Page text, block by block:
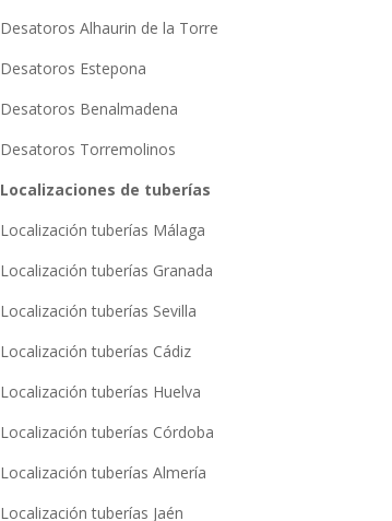
Desatoros Alhaurin de la Torre
Desatoros Estepona
Desatoros Benalmadena
Desatoros Torremolinos
Localizaciones de tuberías
Localización tuberías Málaga
Localización tuberías Granada
Localización tuberías Sevilla
Localización tuberías Cádiz
Localización tuberías Huelva
Localización tuberías Córdoba
Localización tuberías Almería
Localización tuberías Jaén